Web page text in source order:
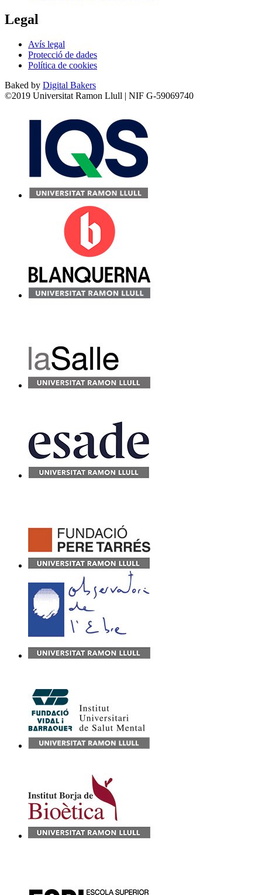
Legal
Avís legal
Protecció de dades
Política de cookies
Baked by Digital Bakers
©2019 Universitat Ramon Llull | NIF G-59069740